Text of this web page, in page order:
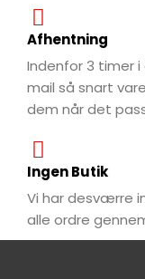
Afhentning
Indenfor 3 timer
mail så snart
dem når det
Ingen Butik
Vi har desværre
alle ordre